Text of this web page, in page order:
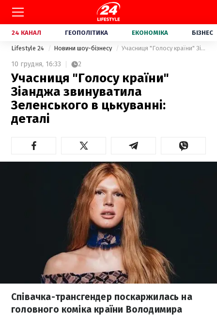
24 КАНАЛ ГЕОПОЛІТИКА ЕКОНОМІКА БІЗНЕС
Lifestyle 24 Новини шоу-бізнесу Учасниця "Голосу країни" Зіанджа звинуватила Зеленського в цькуванні: деталі
10 грудня, 16:33 2
Учасниця "Голосу країни"
Зіанджа звинуватила
Зеленського в цькуванні:
деталі
Співачка-трансгендер поскаржилась на
головного коміка країни Володимира